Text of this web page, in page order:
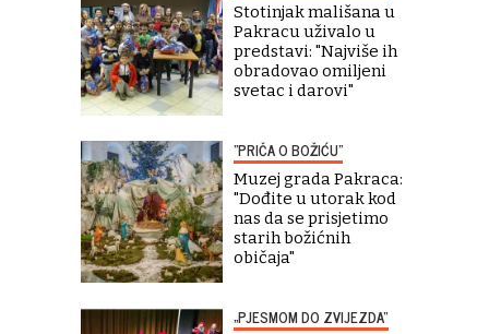
Stotinjak mališana u
Pakracu uživalo u
predstavi: "Najviše ih
obradovao omiljeni
svetac i darovi"
"PRIČA O BOŽIĆU"
Muzej grada Pakraca:
"Dođite u utorak kod
nas da se prisjetimo
starih božićnih
običaja"
„PJESMOM DO ZVIJEZDA“